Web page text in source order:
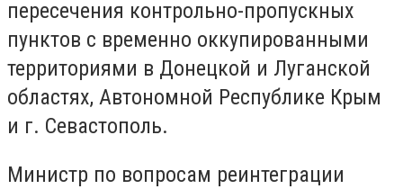
пересечения контрольно-пропускных
пунктов с временно оккупированными
территориями в Донецкой и Луганской
областях, Автономной Республике Крым
и г. Севастополь.
Министр по вопросам реинтеграции